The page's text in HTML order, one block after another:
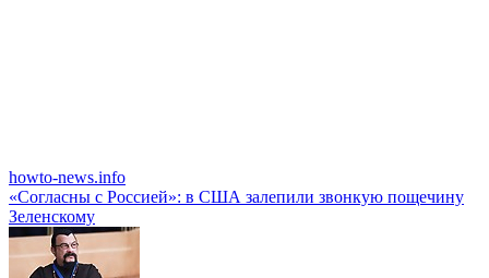
howto-news.info
«Согласны с Россией»: в США залепили звонкую пощечину
Зеленскому